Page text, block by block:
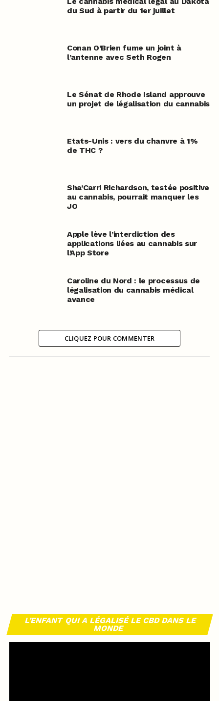
du Sud à partir du 1er juillet
Conan O’Brien fume un joint à
l’antenne avec Seth Rogen
Le Sénat de Rhode Island approuve
un projet de légalisation du cannabis
Etats-Unis : vers du chanvre à 1%
de THC ?
Sha’Carri Richardson, testée positive
au cannabis, pourrait manquer les
JO
Apple lève l’interdiction des
applications liées au cannabis sur
l’App Store
Caroline du Nord : le processus de
légalisation du cannabis médical
avance
CLIQUEZ POUR COMMENTER
L’ENFANT QUI A LÉGALISÉ LE CBD DANS LE
MONDE